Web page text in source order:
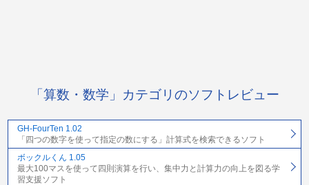
「算数・数学」カテゴリのソフトレビュー
GH-FourTen 1.02
「四つの数字を使って指定の数にする」計算式を検索できるソフト
ボックルくん 1.05
最大100マスを使って四則演算を行い、集中力と計算力の向上を図る学
習支援ソフト